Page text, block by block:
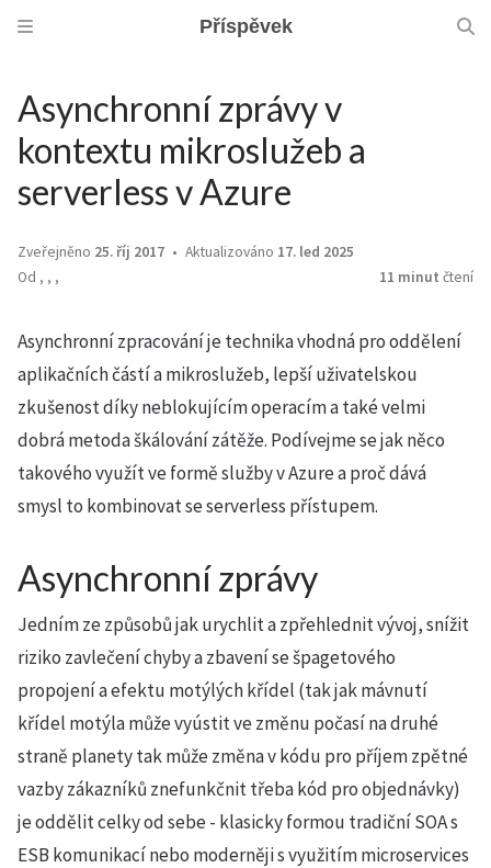
Příspěvek
Asynchronní zprávy v
kontextu mikroslužeb a
serverless v Azure
Zveřejněno 25. říj 2017 Aktualizováno 17. led 2025
Od , , , 11 minut čtení
Asynchronní zpracování je technika vhodná pro oddělení
aplikačních částí a mikroslužeb, lepší uživatelskou
zkušenost díky neblokujícím operacím a také velmi
dobrá metoda škálování zátěže. Podívejme se jak něco
takového využít ve formě služby v Azure a proč dává
smysl to kombinovat se serverless přístupem.
Asynchronní zprávy
Jedním ze způsobů jak urychlit a zpřehlednit vývoj, snížit
riziko zavlečení chyby a zbavení se špagetového
propojení a efektu motýlých křídel (tak jak mávnutí
křídel motýla může vyústit ve změnu počasí na druhé
straně planety tak může změna v kódu pro příjem zpětné
vazby zákazníků znefunkčnit třeba kód pro objednávky)
je oddělit celky od sebe - klasicky formou tradiční SOA s
ESB komunikací nebo moderněji s využitím microservices